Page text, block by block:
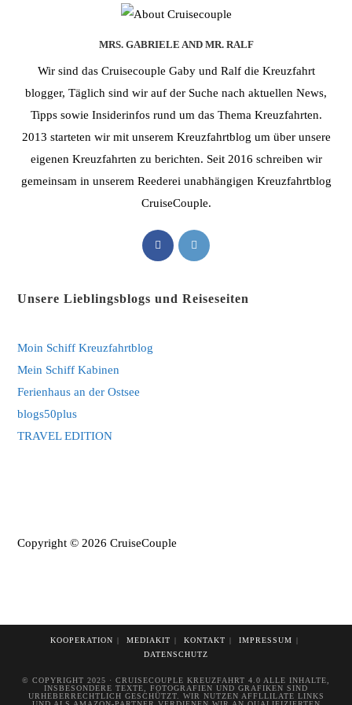
MRS. GABRIELE AND MR. RALF
Wir sind das Cruisecouple Gaby und Ralf die Kreuzfahrt
blogger, Täglich sind wir auf der Suche nach aktuellen News,
Tipps sowie Insiderinfos rund um das Thema Kreuzfahrten.
2013 starteten wir mit unserem Kreuzfahrtblog um über unsere
eigenen Kreuzfahrten zu berichten. Seit 2016 schreiben wir
gemeinsam in unserem Reederei unabhängigen Kreuzfahrtblog
CruiseCouple.
Opens
in
new
Opens
new
Unsere Lieblingsblogs und Reiseseiten
Moin Schiff Kreuzfahrtblog
Mein Schiff Kabinen
Ferienhaus an der Ostsee
blogs50plus
TRAVEL EDITION
Copyright © 2026 CruiseCouple
KOOPERATION MEDIAKIT KONTAKT
IMPRESSUM
DATENSCHUTZ
© COPYRIGHT 2025 · CRUISECOUPLE KREUZFAHRT 4.0 ALLE INHALTE,
INSBESONDERE TEXTE, FOTOGRAFIEN UND GRAFIKEN SIND
URHEBERRECHTLICH GESCHÜTZT. WIR NUTZEN AFFLLILATE LINKS